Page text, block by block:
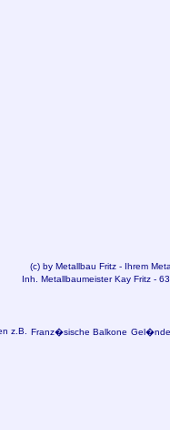
(c) by Metallbau Fritz - Ihrem
Inh. Metallbaumeister Kay Fritz -
z.B. Franz�sische Balkone